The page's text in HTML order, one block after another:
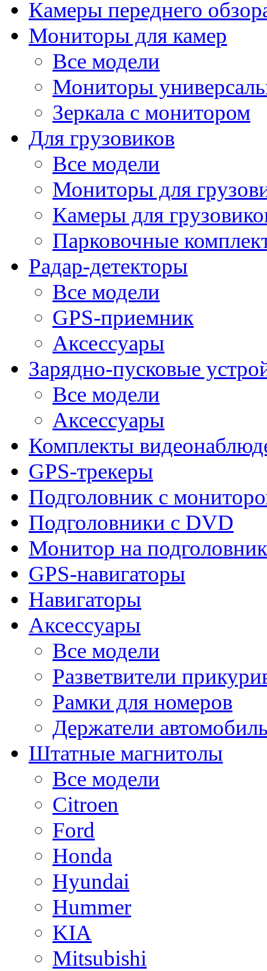
Камеры переднего
Мониторы для камер
Все модели
Мониторы
Зеркала с монитором
Для грузовиков
Все модели
Мониторы для
Камеры для
Парковочные
Радар-детекторы
Все модели
GPS-приемник
Аксессуары
Зарядно-пусковые
Все модели
Аксессуары
Комплекты
GPS-трекеры
Подголовник с
Подголовники с DVD
Монитор на подголовник
GPS-навигаторы
Навигаторы
Аксессуары
Все модели
Разветвители
Рамки для номеров
Держатели
Штатные магнитолы
Все модели
Citroen
Ford
Honda
Hyundai
Hummer
KIA
Mitsubishi